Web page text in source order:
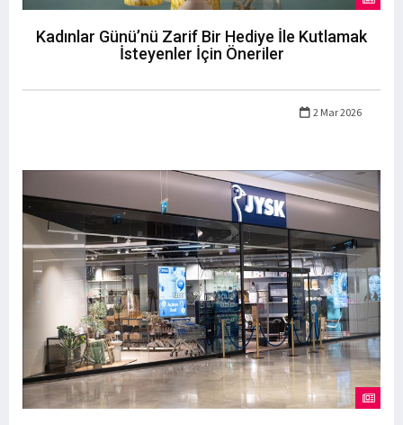
Kadınlar Günü’nü Zarif Bir Hediye İle Kutlamak
İsteyenler İçin Öneriler
2 Mar 2026